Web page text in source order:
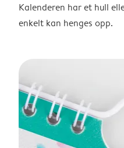
Kalenderen har et hull
enkelt kan henges opp.